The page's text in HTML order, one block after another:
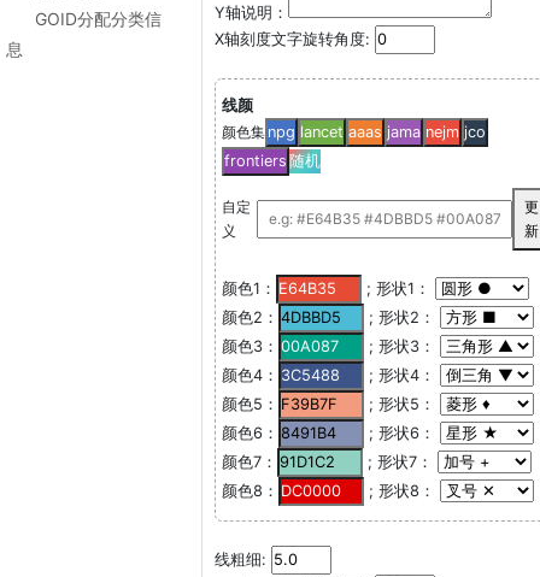
GOID分配分类信
息
Y轴说明：
X轴刻度文字旋转角度:
线颜
颜色集 npg lancet aaas jama nejm jco
frontiers 随机
自定
义
更
新
颜色1：
; 形状1：
颜色2：
; 形状2：
颜色3：
; 形状3：
颜色4：
; 形状4：
颜色5：
; 形状5：
颜色6：
; 形状6：
颜色7：
; 形状7：
颜色8：
; 形状8：
线粗细: